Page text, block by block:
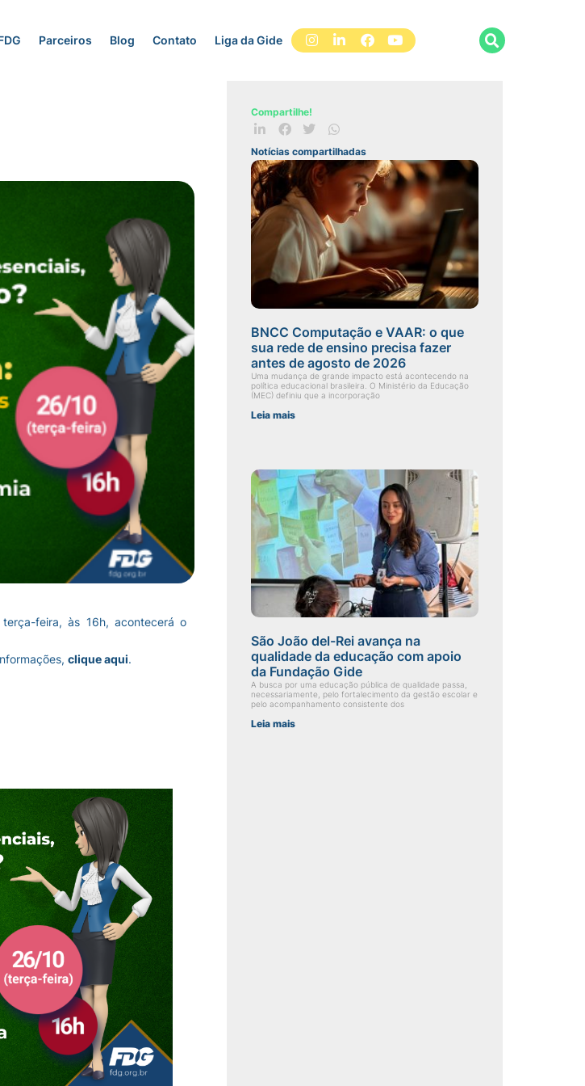
Parceiros Blog Contato Liga da Gide
feira, às 16h, acontecerá o
clique aqui.
Compartilhe!
Notícias compartilhadas
BNCC Computação e VAAR: o que
sua rede de ensino precisa fazer
antes de agosto de 2026
Uma mudança de grande impacto está acontecendo na
política educacional brasileira. O Ministério da Educação
(MEC) definiu que a incorporação
Leia mais
São João del-Rei avança na
qualidade da educação com apoio
da Fundação Gide
A busca por uma educação pública de qualidade passa,
necessariamente, pelo fortalecimento da gestão escolar e
pelo acompanhamento consistente dos
Leia mais